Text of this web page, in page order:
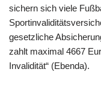
sichern sich viele
gesetzliche
zahlt maximal 4667
Invalidität“ (Ebenda).